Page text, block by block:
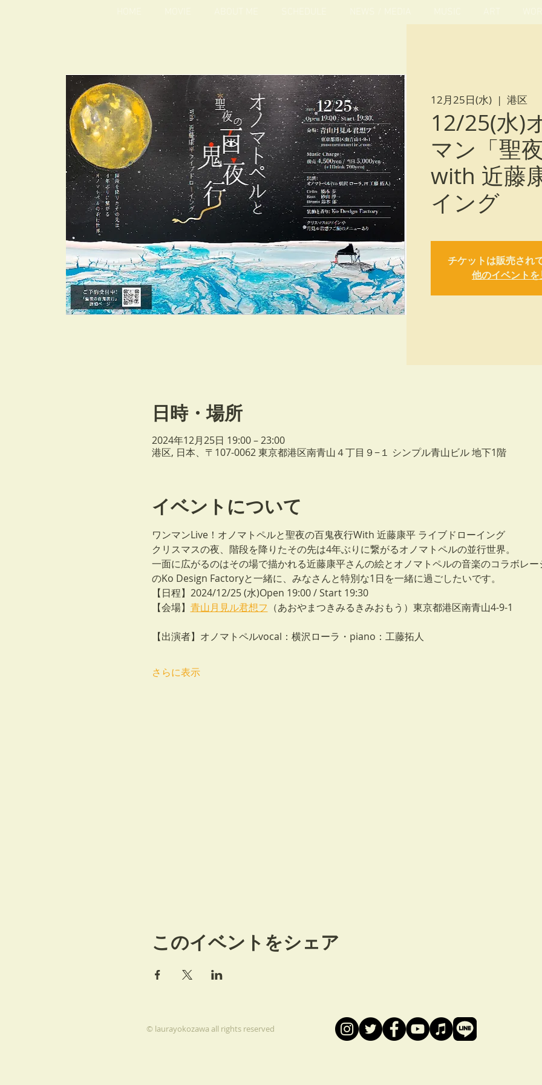
12月25日(水)
  |
港区
12/25(水)
マン「聖
with 近藤
イング
チケットは販売され
他のイベントを
日時・場所
2024年12月25日 19:00 – 23:00
港区, 日本、〒107-0062 東京都港区南青山４丁目９−１ シンプル青山ビル 地下1階
イベントについて
ワンマンLive！オノマトペルと聖夜の百鬼夜行With 近藤康平 ライブドローイング
クリスマスの夜、階段を降りたその先は4年ぶりに繋がるオノマトペルの並行世界。
一面に広がるのはその場で描かれる近藤康平さんの絵とオノマトペルの音楽のコラボレ
のKo Design Factoryと一緒に、みなさんと特別な1日を一緒に過ごしたいです。
【日程】2024/12/25 (水)Open 19:00 / Start 19:30
【会場】 青山月見ル君想フ （あおやまつきみるきみおもう）東京都港区南青山4-9-1
【出演者】オノマトペルvocal：横沢ローラ・piano：工藤拓人
さらに表示
このイベントをシェア
© laurayokozawa all rights reserved